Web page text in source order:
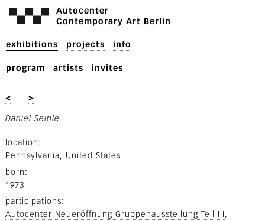
Autocenter
Contemporary Art Berlin
exhibitions projects info
program artists invites
< >
Daniel Seiple
location
Pennsylvania, United States
born
1973
participations
Autocenter Neueröffnung Gruppenausstellung Teil III